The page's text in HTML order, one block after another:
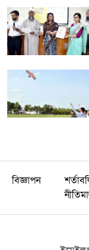
বিজ্ঞাপন